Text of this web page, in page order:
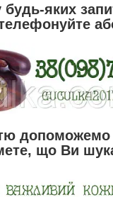
будь-яких
що Ви